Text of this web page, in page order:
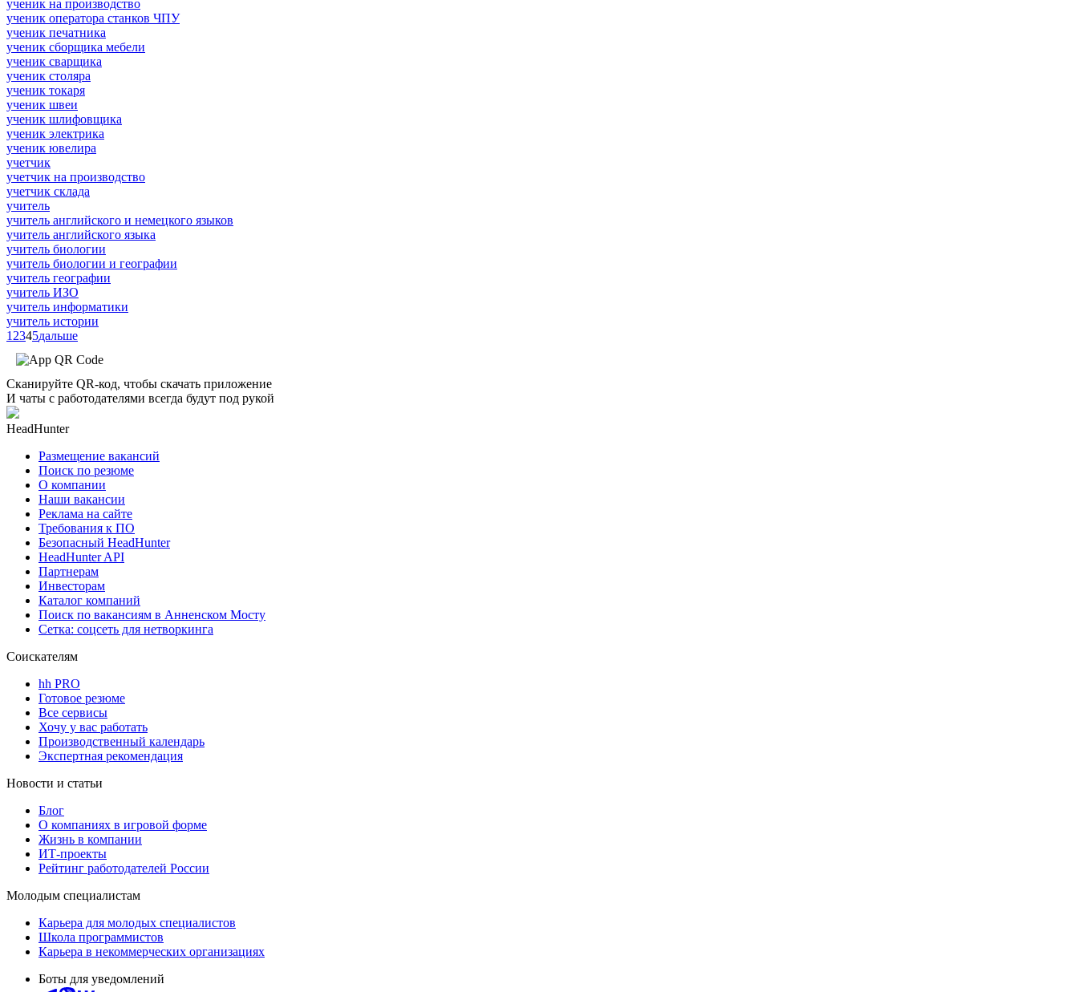
ученик на производство
ученик оператора станков ЧПУ
ученик печатника
ученик сборщика мебели
ученик сварщика
ученик столяра
ученик токаря
ученик швеи
ученик шлифовщика
ученик электрика
ученик ювелира
учетчик
учетчик на производство
учетчик склада
учитель
учитель английского и немецкого языков
учитель английского языка
учитель биологии
учитель биологии и географии
учитель географии
учитель ИЗО
учитель информатики
учитель истории
1 2345дальше
Сканируйте QR-код, чтобы скачать приложение
И чаты с работодателями всегда будут под рукой
HeadHunter
Размещение вакансий
Поиск по резюме
О компании
Наши вакансии
Реклама на сайте
Требования к ПО
Безопасный HeadHunter
HeadHunter API
Партнерам
Инвесторам
Каталог компаний
Поиск по вакансиям в Анненском Мосту
Сетка: соцсеть для нетворкинга
Соискателям
hh PRO
Готовое резюме
Все сервисы
Хочу у вас работать
Производственный календарь
Экспертная рекомендация
Новости и статьи
Блог
О компаниях в игровой форме
Жизнь в компании
ИТ-проекты
Рейтинг работодателей России
Молодым специалистам
Карьера для молодых специалистов
Школа программистов
Карьера в некоммерческих организациях
Боты для уведомлений